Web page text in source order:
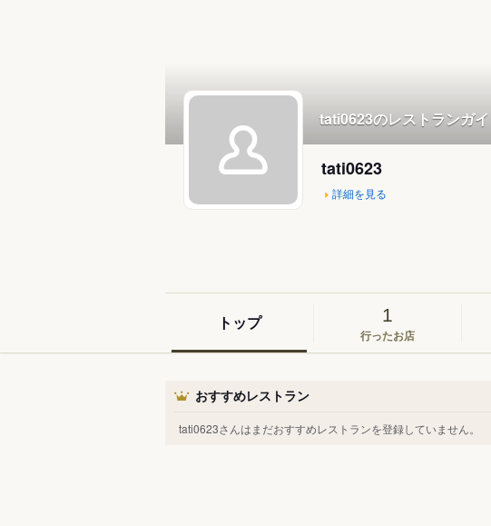
tati0623のレストランガ
tati0623
詳細を見る
トップ 1
行ったお店
おすすめレストラン
tati0623さんはまだおすすめレストランを登録していません。